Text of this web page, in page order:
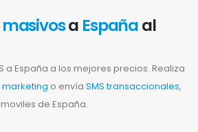
masivosa Españaal
a España a los mejores precios. Realiza
marketing o envía SMS transaccionales,
de España.